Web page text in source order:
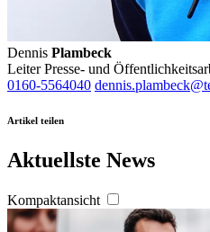
Dennis Plambeck
Leiter Presse- und
0160-5564040
Artikel teilen
Aktuellste News
Kompaktansicht